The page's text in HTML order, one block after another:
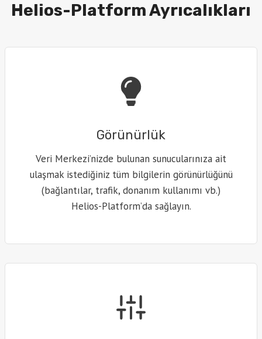
Helios-Platform Ayrıcalıkları
Görünürlük
Veri Merkezi’nizde bulunan sunucularınıza ait
ulaşmak istediğiniz tüm bilgilerin görünürlüğünü
(bağlantılar, trafik, donanım kullanımı vb.)
Helios-Platform’da sağlayın.